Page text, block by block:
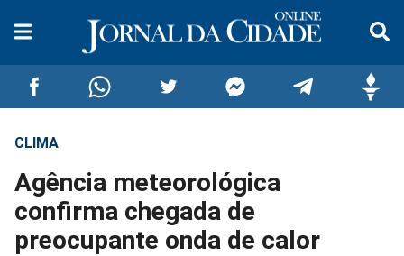
Compartilhar
no
Facebook
no
Whatsapp
no
Twitter
no
MessengerTelegram
CLIMA
Agência meteorológica
confirma chegada de
preocupante onda de calor